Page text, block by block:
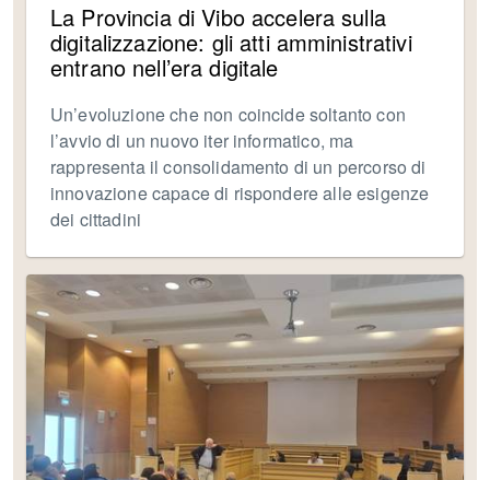
La Provincia di Vibo accelera sulla
digitalizzazione: gli atti amministrativi
entrano nell’era digitale
Un’evoluzione che non coincide soltanto con
l’avvio di un nuovo iter informatico, ma
rappresenta il consolidamento di un percorso di
innovazione capace di rispondere alle esigenze
dei cittadini